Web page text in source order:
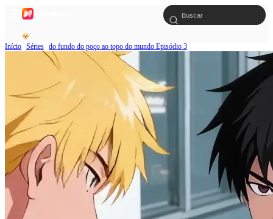
Início Séries do fundo do poço ao topo do mundo Episódio 3